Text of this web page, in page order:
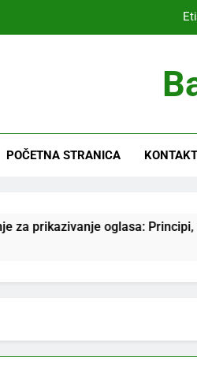
POČETNA STRANICA
oglasa: Principi,